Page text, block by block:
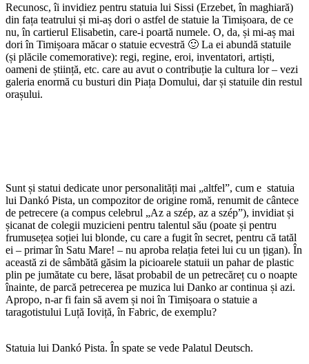
Recunosc, îi invidiez pentru statuia lui Sissi (Erzebet, în maghiară)
din fața teatrului și mi-aș dori o astfel de statuie la Timișoara, de ce
nu, în cartierul Elisabetin, care-i poartă numele. O, da, și mi-aș mai
dori în Timișoara măcar o statuie ecvestră 🙂 La ei abundă statuile
(și plăcile comemorative): regi, regine, eroi, inventatori, artiști,
oameni de știință, etc. care au avut o contribuție la cultura lor – vezi
galeria enormă cu busturi din Piața Domului, dar și statuile din restul
orașului.
Sunt și statui dedicate unor personalități mai „altfel”, cum e statuia
lui Dankó Pista, un compozitor de origine romă, renumit de cântece
de petrecere (a compus celebrul „Az a szép, az a szép”), invidiat și
șicanat de colegii muzicieni pentru talentul său (poate și pentru
frumusețea soției lui blonde, cu care a fugit în secret, pentru că tatăl
ei – primar în Satu Mare! – nu aproba relația fetei lui cu un țigan). În
această zi de sâmbătă găsim la picioarele statuii un pahar de plastic
plin pe jumătate cu bere, lăsat probabil de un petrecăreț cu o noapte
înainte, de parcă petrecerea pe muzica lui Danko ar continua și azi.
Apropo, n-ar fi fain să avem și noi în Timișoara o statuie a
taragotistului Luță Ioviță, în Fabric, de exemplu?
Statuia lui Dankó Pista. În spate se vede Palatul Deutsch.